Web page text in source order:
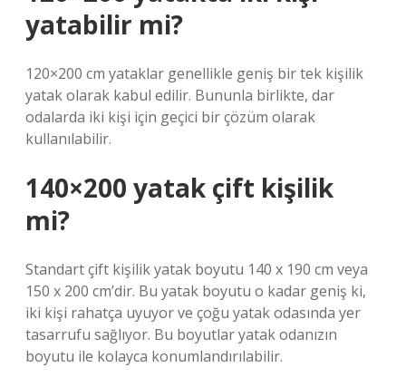
yatabilir mi?
120×200 cm yataklar genellikle geniş bir tek kişilik
yatak olarak kabul edilir. Bununla birlikte, dar
odalarda iki kişi için geçici bir çözüm olarak
kullanılabilir.
140×200 yatak çift kişilik
mi?
Standart çift kişilik yatak boyutu 140 x 190 cm veya
150 x 200 cm’dir. Bu yatak boyutu o kadar geniş ki,
iki kişi rahatça uyuyor ve çoğu yatak odasında yer
tasarrufu sağlıyor. Bu boyutlar yatak odanızın
boyutu ile kolayca konumlandırılabilir.